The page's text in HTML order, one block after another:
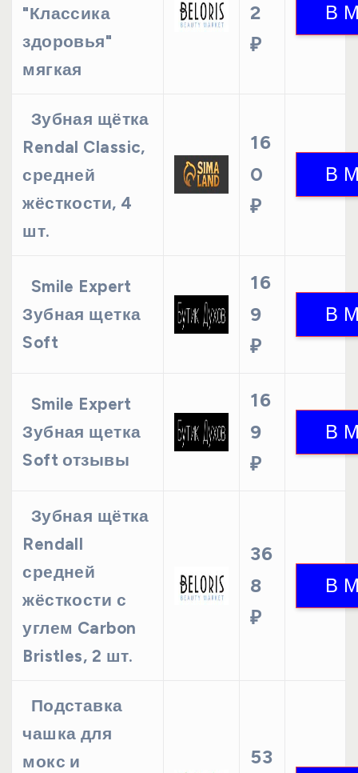
"Классика
здоровья"
мягкая
2
₽
Зубная щётка
Rendal Classic,
средней
жёсткости, 4
шт.
16
0
₽
Smile Expert
Зубная щетка
Soft
16
9
₽
Smile Expert
Зубная щетка
Soft отзывы
16
9
₽
Зубная щётка
Rendall
средней
жёсткости с
углем Carbon
Bristles, 2 шт.
36
8
₽
Подставка
чашка для
мокс и
53